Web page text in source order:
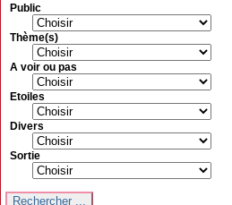
Public
Thème(s)
A voir ou pas
Etoiles
Divers
Sortie